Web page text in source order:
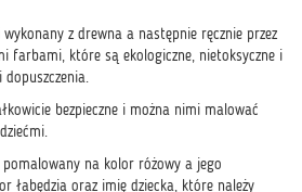
z drewna a następnie ręcznie przez
farbami, które są ekologiczne, nietoksyczne i
bezpieczne i można nimi malować
pomalowany na kolor różowy a jego
łabędzia oraz imię dziecka, które należy